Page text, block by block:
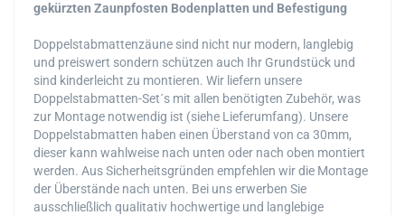
gekürzten Zaunpfosten Bodenplatten und Befestigung
Doppelstabmattenzäune sind nicht nur modern, langlebig
und preiswert sondern schützen auch Ihr Grundstück und
sind kinderleicht zu montieren. Wir liefern unsere
Doppelstabmatten-Set´s mit allen benötigten Zubehör, was
zur Montage notwendig ist (siehe Lieferumfang). Unsere
Doppelstabmatten haben einen Überstand von ca 30mm,
dieser kann wahlweise nach unten oder nach oben montiert
werden. Aus Sicherheitsgründen empfehlen wir die Montage
der Überstände nach unten. Bei uns erwerben Sie
ausschließlich qualitativ hochwertige und langlebige